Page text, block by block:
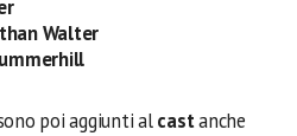
Walter
poi aggiunti alcastanche